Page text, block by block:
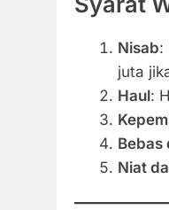
Nisab:
juta
Haul:
Bebas
Niat